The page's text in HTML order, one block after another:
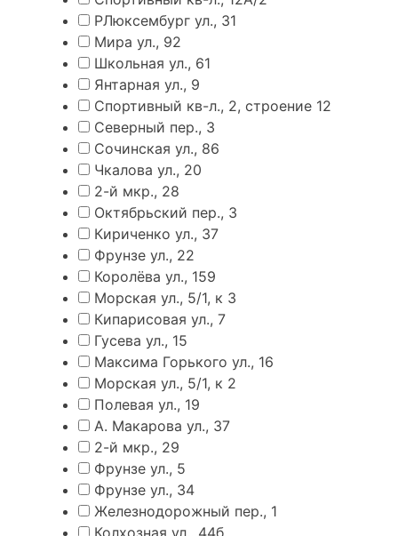
РЛюксембург ул., 31
Мира ул., 92
Школьная ул., 61
Янтарная ул., 9
Спортивный кв-л., 2, строение 12
Северный пер., 3
Сочинская ул., 86
Чкалова ул., 20
2-й мкр., 28
Октябрьский пер., 3
Кириченко ул., 37
Фрунзе ул., 22
Королёва ул., 159
Морская ул., 5/1, к 3
Кипарисовая ул., 7
Гусева ул., 15
Максима Горького ул., 16
Морская ул., 5/1, к 2
Полевая ул., 19
А. Макарова ул., 37
2-й мкр., 29
Фрунзе ул., 5
Фрунзе ул., 34
Железнодорожный пер., 1